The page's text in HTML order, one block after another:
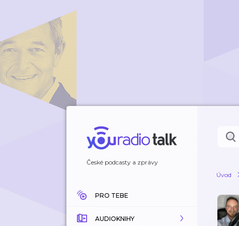
České podcasty a zprávy
PRO TEBE
AUDIOKNIHY
Úvod